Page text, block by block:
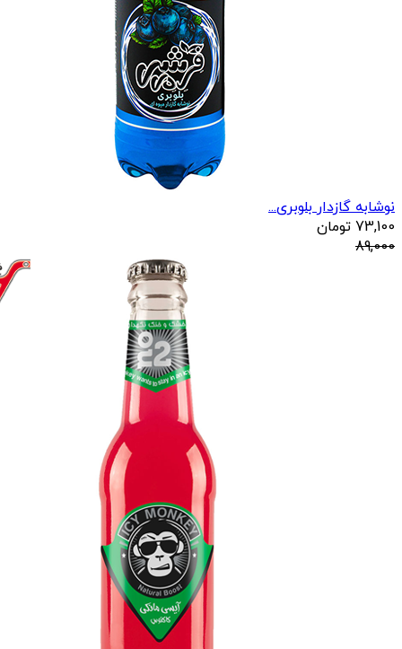
نوشابه گازدار بلوبری...
73,100 تومان
89,000